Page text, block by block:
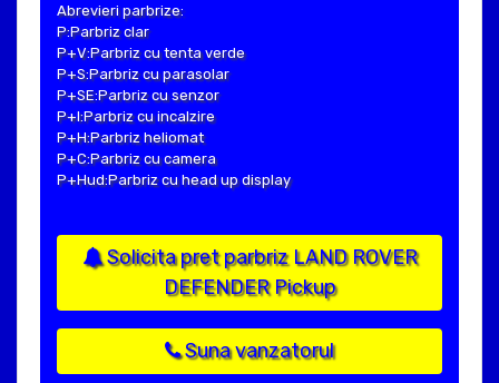
Abrevieri parbrize:
P:Parbriz clar
P+V:Parbriz cu tenta verde
P+S:Parbriz cu parasolar
P+SE:Parbriz cu senzor
P+I:Parbriz cu incalzire
P+H:Parbriz heliomat
P+C:Parbriz cu camera
P+Hud:Parbriz cu head up display
Solicita pret parbriz LAND ROVER
DEFENDER Pickup
Suna vanzatorul